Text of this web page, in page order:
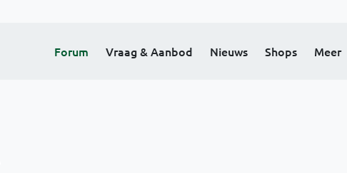
Forum Vraag & Aanbod Nieuws Shops Meer